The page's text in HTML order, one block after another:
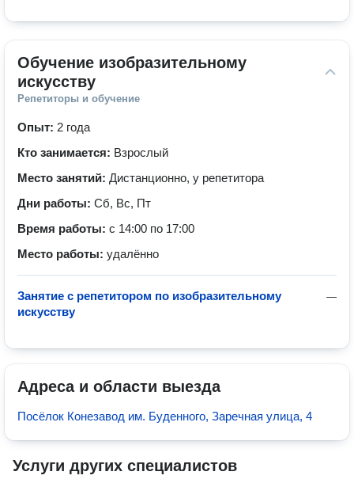
Обучение изобразительному
искусству
Репетиторы и обучение
Опыт: 2 года
Кто занимается: Взрослый
Место занятий: Дистанционно, у репетитора
Дни работы: Сб, Вс, Пт
Время работы: с 14:00 по 17:00
Место работы: удалённо
—
Занятие с репетитором по изобразительному
искусству
Адреса и области выезда
Посёлок Конезавод им. Буденного, Заречная улица, 4
Услуги других специалистов